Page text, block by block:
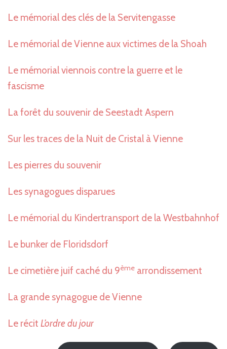
Le mémorial des clés de la Servitengasse
Le mémorial de Vienne aux victimes de la Shoah
Le mémorial viennois contre la guerre et le
fascisme
La forêt du souvenir de Seestadt Aspern
Sur les traces de la Nuit de Cristal à Vienne
Les pierres du souvenir
Les synagogues disparues
Le mémorial du Kindertransport de la Westbahnhof
Le bunker de Floridsdorf
Le cimetière juif caché du 9ème arrondissement
La grande synagogue de Vienne
Le récit L’ordre du jour